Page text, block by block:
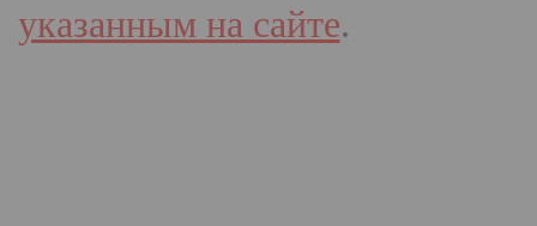
указанным на сайте.